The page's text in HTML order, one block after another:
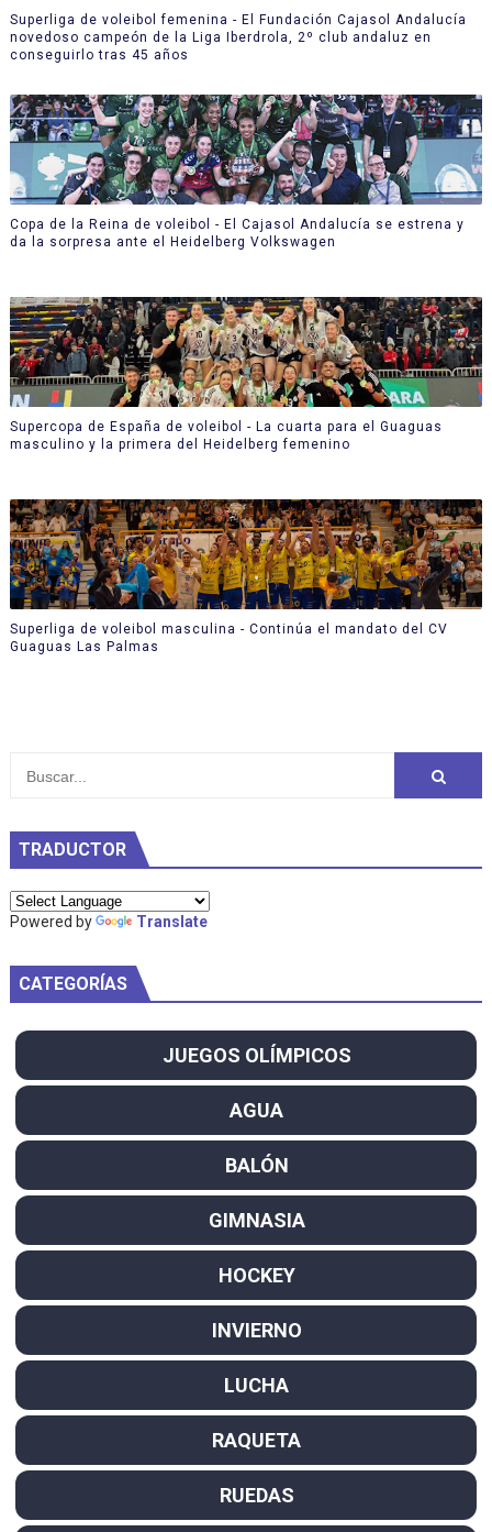
Superliga de voleibol femenina - El Fundación Cajasol Andalucía
novedoso campeón de la Liga Iberdrola, 2º club andaluz en
conseguirlo tras 45 años
Copa de la Reina de voleibol - El Cajasol Andalucía se estrena y
da la sorpresa ante el Heidelberg Volkswagen
Supercopa de España de voleibol - La cuarta para el Guaguas
masculino y la primera del Heidelberg femenino
Superliga de voleibol masculina - Continúa el mandato del CV
Guaguas Las Palmas
TRADUCTOR
Powered by Translate
CATEGORÍAS
JUEGOS OLÍMPICOS
AGUA
BALÓN
GIMNASIA
HOCKEY
INVIERNO
LUCHA
RAQUETA
RUEDAS